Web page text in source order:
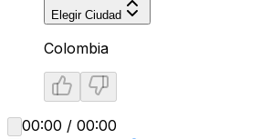
Elegir Ciudad
Colombia
00:00 / 00:00